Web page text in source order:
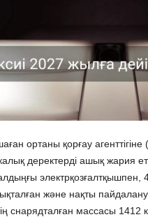
ортаны қорғау
деректерді ашық жария
және нақты
снарядталған массасы